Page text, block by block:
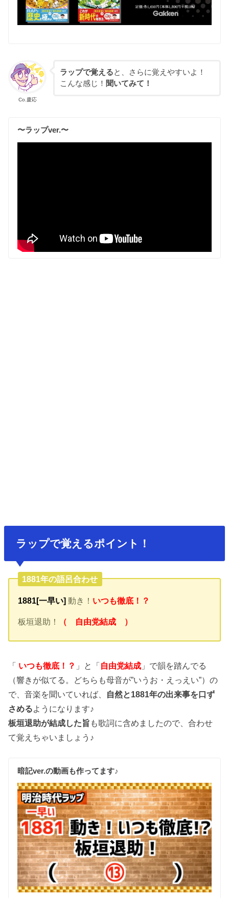
Co.慶応
ラップで覚えると、さらに覚えやすいよ！
こんな感じ！ 聞いてみて！
〜ラップver.〜
ラップで覚えるポイント！
1881年の語呂合わせ
1881[一早い]動き！ いつも徹底！？
板垣退助！ （ 自由党結成 ）
「 いつも徹底！？ 」と「自由党結成 」で韻を踏んでる
（響きが似てる。どちらも母音が”いうお・えっえい”）の
で、音楽を聞いていれば、 自然と1881年の出来事を口ず
さめるようになります♪
板垣退助が結成した旨 も歌詞に含めましたので、合わせ
て覚えちゃいましょう♪
暗記ver.の動画も作ってます♪